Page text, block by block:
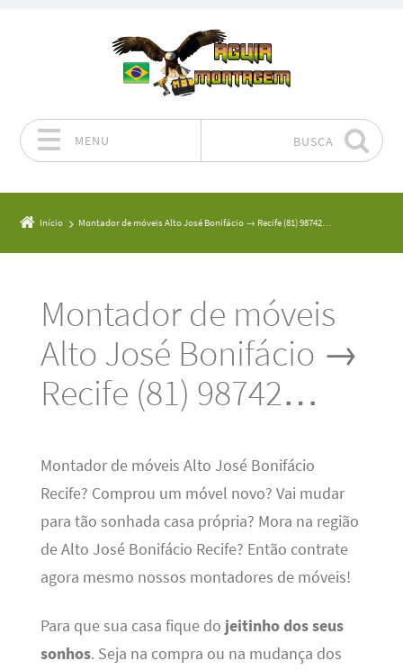
MENU BUSCA
Início Montador de móveis Alto José Bonifácio → Recife (81) 98742…
Montador de móveis
Alto José Bonifácio →
Recife (81) 98742…
Montador de móveis Alto José Bonifácio
Recife? Comprou um móvel novo? Vai mudar
para tão sonhada casa própria? Mora na região
de Alto José Bonifácio Recife? Então contrate
agora mesmo nossos montadores de móveis!
Para que sua casa fique do jeitinho dos seus
sonhos. Seja na compra ou na mudança dos